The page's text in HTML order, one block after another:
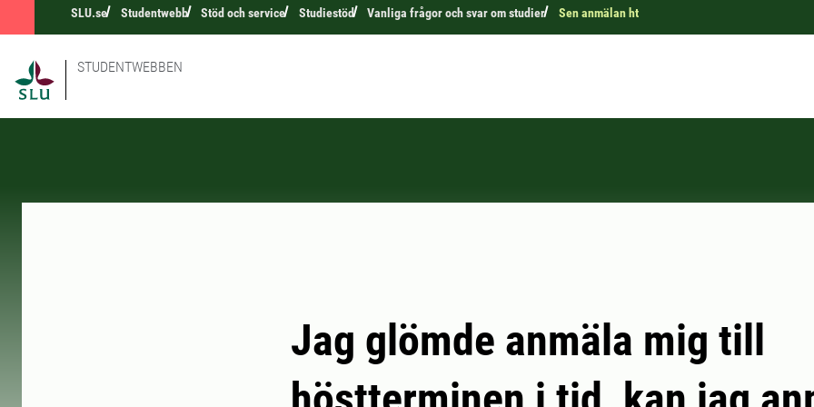
SLU.se Studentwebb Stöd och service Studiestöd Vanliga frågor och svar om studier Sen anmälan ht
STUDENTWEBBEN
Jag glömde anmäla mig till